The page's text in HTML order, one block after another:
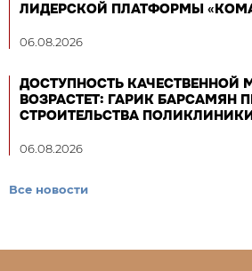
ЛИДЕРСКОЙ ПЛАТФОРМЫ
06.08.2026
ДОСТУПНОСТЬ
ВОЗРАСТЕТ: ГАРИК БАРСАМЯН
СТРОИТЕЛЬСТВА
06.08.2026
Все новости